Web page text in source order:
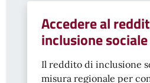
Accedere al
inclusione sociale
Il reddito di inclusione
misura regionale per